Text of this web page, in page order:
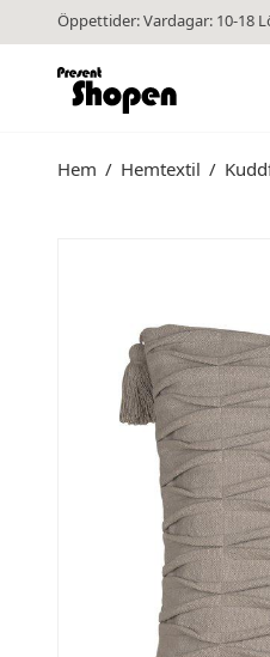
Öppettider: Vardagar: 10-18
Hem / Hemtextil /